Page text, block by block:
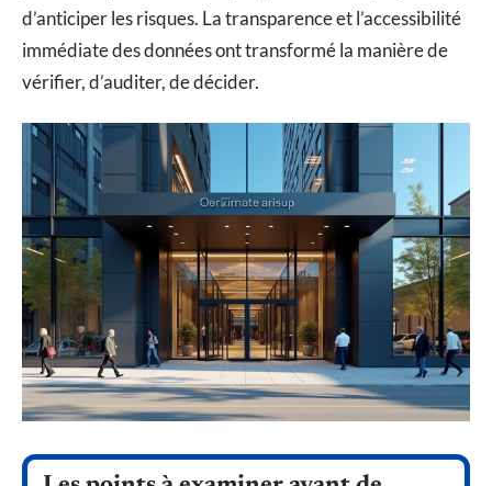
d’anticiper les risques. La transparence et l’accessibilité
immédiate des données ont transformé la manière de
vérifier, d’auditer, de décider.